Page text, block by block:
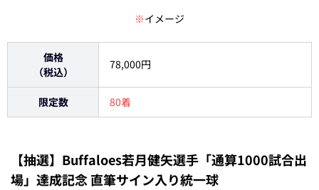
※イメージ
価格
（税込）
78,000円
限定数 80着
【抽選】Buffaloes若月健矢選手「通算1000試合出
場」達成記念 直筆サイン入り統一球